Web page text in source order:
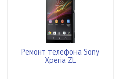
Ремонт телефона Sony
Xperia ZL